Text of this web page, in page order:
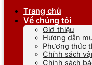
Trang chủ
Về chúng tôi
Giới thiệu
Hướng dẫn
Phương thức
Chính sách
Chính sách